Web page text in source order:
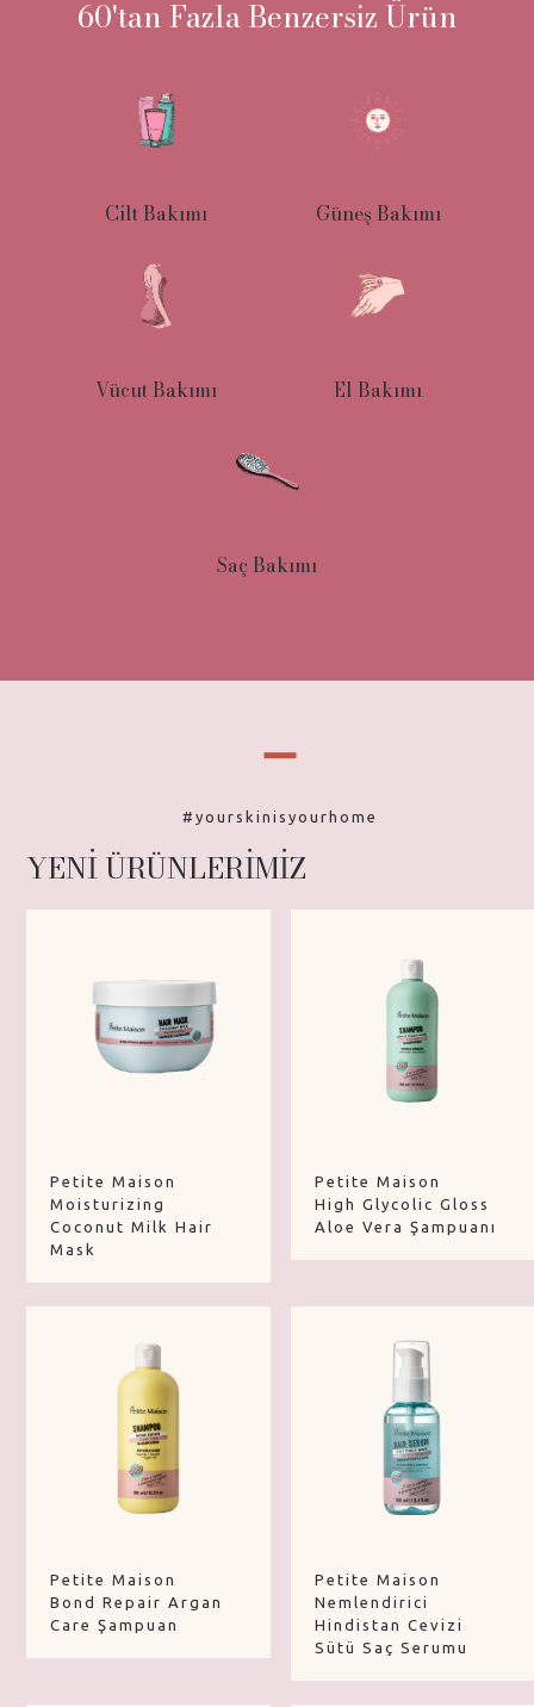
60'tan Fazla Benzersiz Ürün
Cilt Bakımı Güneş Bakımı
Vücut Bakımı El Bakımı
Saç Bakımı
#yourskinisyourhome
YENİ ÜRÜNLERİMİZ
Petite Maison
Moisturizing
Coconut Milk Hair
Mask
Petite Maison
High Glycolic Gloss
Aloe Vera Şampuanı
Petite Maison
Bond Repair Argan
Care Şampuan
Petite Maison
Nemlendirici
Hindistan Cevizi
Sütü Saç Serumu